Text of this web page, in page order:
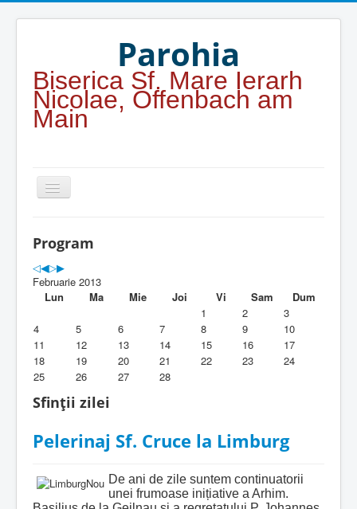
Parohia
Biserica Sf. Mare Ierarh
Nicolae, Offenbach am
Main
Duhovnicesti
Alte legaturi
Biblioteca Parohiei
Foaia Parohiei
Activitati copii si tineri
Contact
Program
Februarie 2013
Lun
Ma Mie Joi Vi Sam
Dum
1
2
3
4
5 6 7 8 9
10
11
12 13 14 15 16
17
18
19 20 21 22 23
24
25
26 27 28
Sfinții zilei
Pelerinaj Sf. Cruce la Limburg
De ani de zile suntem continuatorii
unei frumoase inițiative a Arhim.